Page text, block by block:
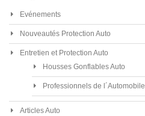
Evénements
Nouveautés Protection Auto
Entretien et Protection Auto
Housses Gonflables Auto
Professionnels de l´Automobile
Articles Auto